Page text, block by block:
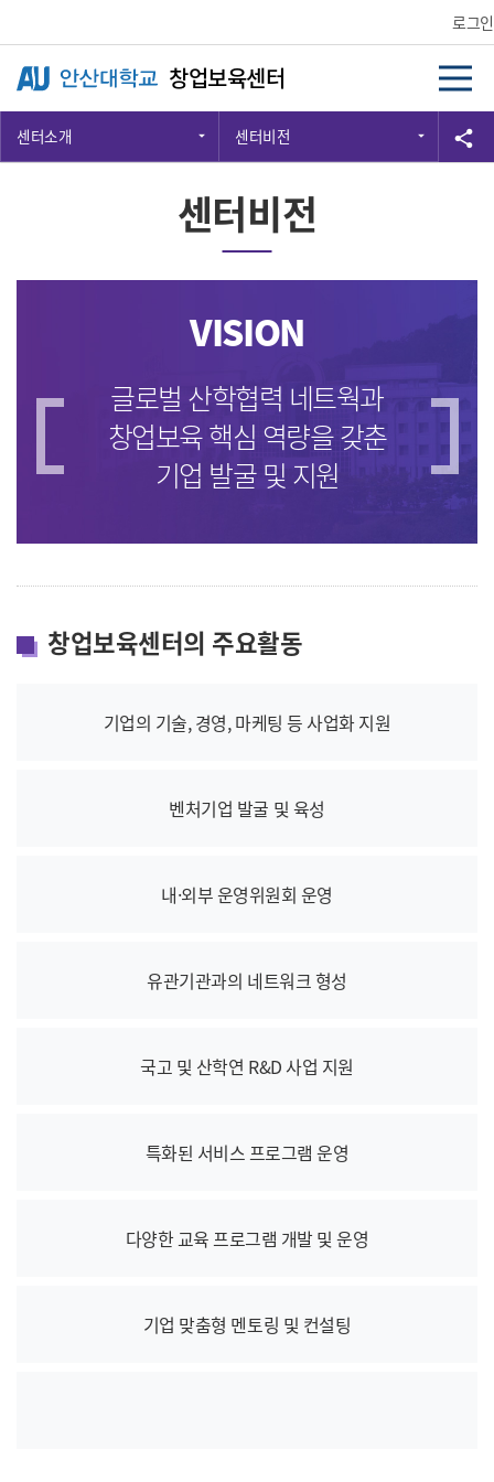
Skip Menu 로그인
창업보육센터
센터소개 센터비전 공
share
센터비전
VISION
글로벌 산학협력 네트웍과
창업보육 핵심 역량을 갖춘
기업 발굴 및 지원
창업보육센터의 주요활동
기업의 기술, 경영, 마케팅 등 사업화 지원
벤처기업 발굴 및 육성
내·외부 운영위원회 운영
유관기관과의 네트워크 형성
국고 및 산학연 R&D 사업 지원
특화된 서비스 프로그램 운영
다양한 교육 프로그램 개발 및 운영
기업 맞춤형 멘토링 및 컨설팅